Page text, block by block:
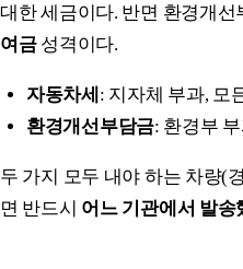
대한 세금이다. 반면 환경개선
여금성격이다.
자동차세 : 지자체 부과, 모
환경개선부담금: 환경부
두 가지 모두 내야 하는 차량(
면 반드시 어느 기관에서 발송